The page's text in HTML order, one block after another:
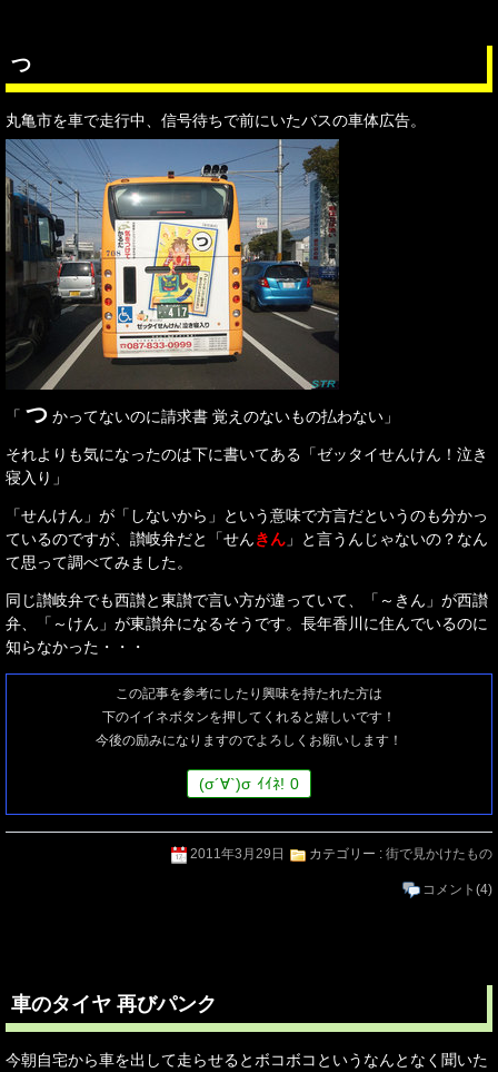
つ
丸亀市を車で走行中、信号待ちで前にいたバスの車体広告。
「 つ かってないのに請求書 覚えのないもの払わない」
それよりも気になったのは下に書いてある「ゼッタイせんけん！泣き
寝入り」
「せんけん」が「しないから」という意味で方言だというのも分かっ
ているのですが、讃岐弁だと「せんきん 」と言うんじゃないの？なん
て思って調べてみました。
同じ讃岐弁でも西讃と東讃で言い方が違っていて、「～きん」が西讃
弁、「～けん」が東讃弁になるそうです。長年香川に住んでいるのに
知らなかった・・・
この記事を参考にしたり興味を持たれた方は
下のイイネボタンを押してくれると嬉しいです！
今後の励みになりますのでよろしくお願いします！
(σ´∀`)σ ｲｲﾈ! 0
2011年3月29日 カテゴリー : 街で見かけたもの
コメント (4)
車のタイヤ 再びパンク
今朝自宅から車を出して走らせるとボコボコというなんとなく聞いた